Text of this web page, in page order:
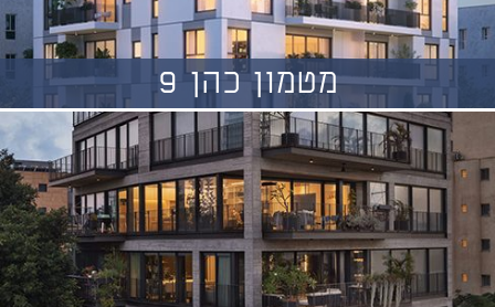
מטמון כהן 9